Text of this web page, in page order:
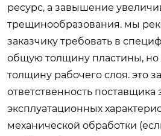
ресурс, а завышение
трещинообразования. мы
заказчику требовать в
общую толщину пластины,
толщину рабочего слоя. это
ответственность поставщика
эксплуатационных
механической обработки